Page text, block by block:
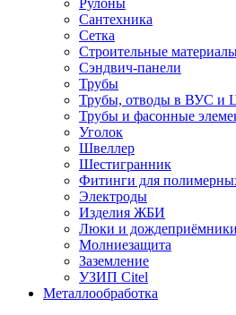
Рулоны
Сантехника
Сетка
Строительные
Сэндвич-панели
Трубы
Трубы, отводы в ВУС и
Трубы и фасонные
Уголок
Швеллер
Шестигранник
Фитинги для
Электроды
Изделия ЖБИ
Люки и дождеприёмники
Молниезащита
Заземление
УЗИП Citel
Металлообработка